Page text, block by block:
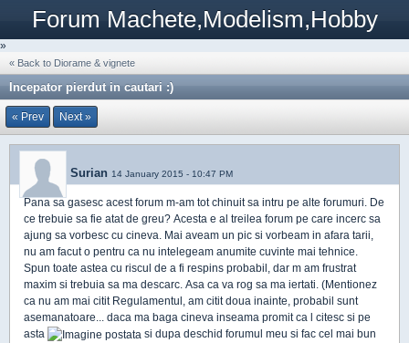
Forum Machete,Modelism,Hobby
»
« Back to Diorame & vignete
Incepator pierdut in cautari :)
« Prev Next »
Surian 14 January 2015 - 10:47 PM
Pana sa gasesc acest forum m-am tot chinuit sa intru pe alte forumuri. De
ce trebuie sa fie atat de greu? Acesta e al treilea forum pe care incerc sa
ajung sa vorbesc cu cineva. Mai aveam un pic si vorbeam in afara tarii,
nu am facut o pentru ca nu intelegeam anumite cuvinte mai tehnice.
Spun toate astea cu riscul de a fi respins probabil, dar m am frustrat
maxim si trebuia sa ma descarc. Asa ca va rog sa ma iertati. (Mentionez
ca nu am mai citit Regulamentul, am citit doua inainte, probabil sunt
asemanatoare... daca ma baga cineva inseama promit ca l citesc si pe
asta
si dupa deschid forumul meu si fac cel mai bun